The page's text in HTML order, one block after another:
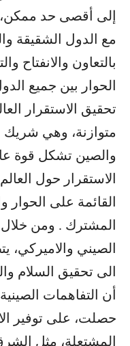
إلى أقصى حد ممكن،
مع الدول الشقيقة
بالتعاون والانفتاح
الحوار بين جميع
تحقيق الاستقرار
متوازنة، وهي شريك
والصين تشكل قوة
الاستقرار حول
القائمة على الحوار
المشترك . ومن خلال
الصيني والاميركي،
الى تحقيق السلام
أن التفاهمات
حصلت، على توفير
المشتعلة، مثل